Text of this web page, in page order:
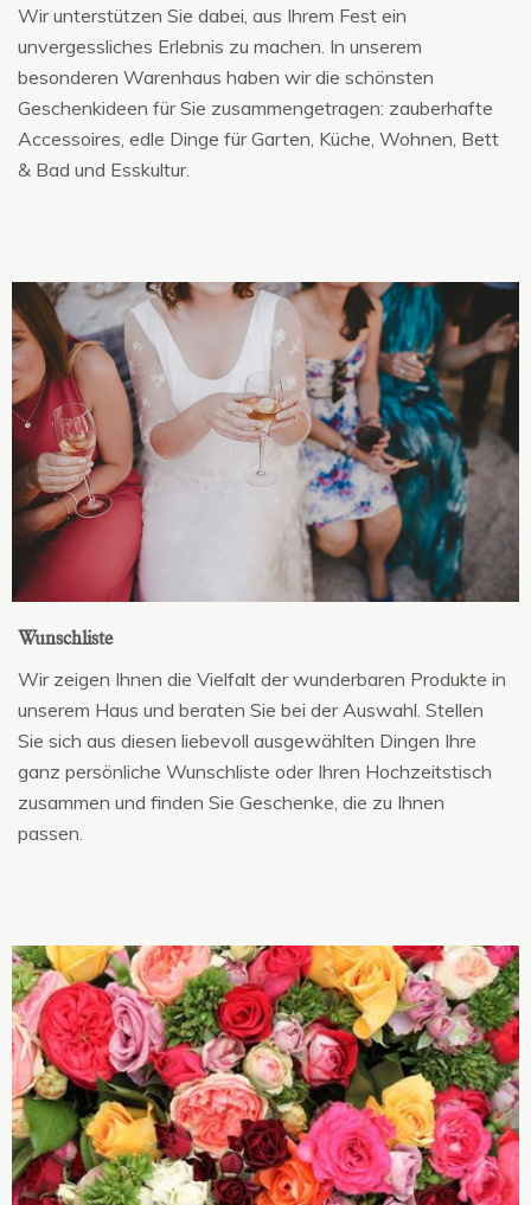
Wir unterstützen Sie dabei, aus Ihrem Fest ein
unvergessliches Erlebnis zu machen. In unserem
besonderen Warenhaus haben wir die schönsten
Geschenkideen für Sie zusammengetragen: zauberhafte
Accessoires, edle Dinge für Garten, Küche, Wohnen, Bett
& Bad und Esskultur.
Wunschliste
Wir zeigen Ihnen die Vielfalt der wunderbaren Produkte in
unserem Haus und beraten Sie bei der Auswahl. Stellen
Sie sich aus diesen liebevoll ausgewählten Dingen Ihre
ganz persönliche Wunschliste oder Ihren Hochzeitstisch
zusammen und finden Sie Geschenke, die zu Ihnen
passen.